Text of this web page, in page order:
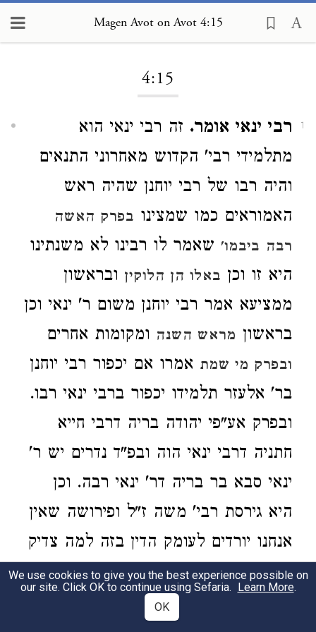
Magen Avot on Avot 4:15
4:15
1 רבי ינאי אומר. זה רבי ינאי הוא
מתלמידי רבי' הקדוש מאחרוני התנאים
והיה רבו של רבי יוחנן שהיה ראש
האמוראים כמו שמצינו בפרק האשה
רבה ביבמו' שאמר לו רבינו לא משנתינו
היא זו וכן באלו הן הלוקין ובראשון
ממציעא אמר רבי יוחנן משום ר' ינאי וכן
בראשון מראש השנה ומקומות אחרים
ובפרק מי שמת אמרו אם יכפור רבי יוחנן
בר' אלעזר תלמידו יכפור ברבי ינאי רבו.
ובפרק אע"פי יהודה בריה דרבי חייא
חתניה דרבי ינאי הוה ובפ"ד נדרים יש ר'
ינאי סבא בר בריה דר' ינאי רבה. וכן
היא גירסת רבי' משה ז"ל ופירושה שאין
אנחנו יורדים לעומק הדין בזה למה צדיק
ורע לו רשע וטוב לו אף על פי שהדין דין
אמת הוא אנחנו לא ירדנו לעומקו של דין
We use cookies to give you the best experience possible on
our site. Click OK to continue using Sefaria. Learn More.
OK